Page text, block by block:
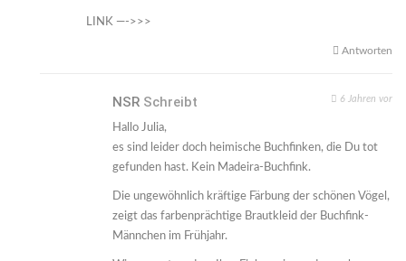
LINK —->>>
Antworten
NSR Schreibt 6 Jahren vor
Hallo Julia,
es sind leider doch heimische Buchfinken, die Du tot
gefunden hast. Kein Madeira-Buchfink.
Die ungewöhnlich kräftige Färbung der schönen Vögel,
zeigt das farbenprächtige Brautkleid der Buchfink-
Männchen im Frühjahr.